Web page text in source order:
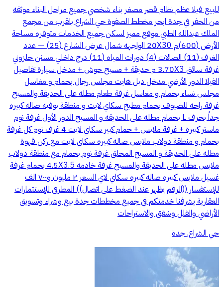
للبيع فيلا عظم نظام قصر مصغر بناء شخصي جميع مراحل البناء موثقه
من الحفر في جدة ابحر مخطط الصفوة حي الشراع بلقرب من مجمع
الملك عبدالله الطبي موقع مميز لسكن جميع الخدمات متوفره مساحة
الأرض (600)م 20X30 الواجهه شمال عرض الشارع (25) — عدد
الغرف (11) الصالات (4) دورات المياه (11) درج داخلي مسنن حلزوني
غرفة سائق 3.70X3 م حديقة + مسبح حوش + مدخل سيارة تفاصيل
الفيلا الدور الأرضي مدخل دبل هايت مجلس رجال بحمام و مغاسل
مجلس نساء بحمام و مغاسل غرفة طعام مطله على الحديقة والمسبح
غرفة راحه للضيوف بحمام مطبخ سكاي لايت و منطقة بوفيه صاله كبيره
جداً بحرف L بحمام مطله على الحديقه و المسبح الدور الأول غرفة نوم
ماستر كبيرة + غرفة ملابس + حمام كبير سكاي لايت 4 غرف نوم كل غرفة
بحمام و منطقة دولاب ملابس صاله كبيره سكاي لايت مع ركن قهوة
مطله على الحديقة و المسبح المحلق غرفة نوم بحمام مع منطقة دولاب
ملابس مطله على الحديقة والمسبح غرفة خادمه 4.5X3.5 بحمام غرفة
غسيل ملابس كبيره صاله كبيره سكاي لاي السعر ٢ مليون و٧٠٠ الف
للإستفسار ((الرقم يظهر عند الضغط على اتصال)) المطرفي للإستثمارات
العقارية يشرفنا خدمتكم في جميع مخططات جدة بيع وشراء وتسويق
الأراضي والفلل وشقق والاستراحات
حي الشراع, جدة